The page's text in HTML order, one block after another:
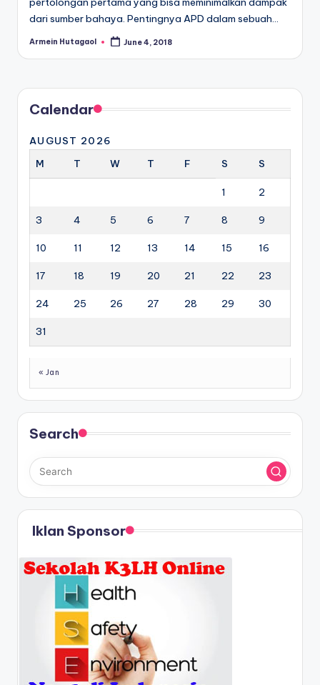
dari sumber bahaya. Pentingnya APD dalam sebuah…
Posted
Armein Hutagaol June 4, 2018
Calendar
AUGUST 2026
M
T W T F S S
1 2
3 4 5 6 7 8 9
10 11 12 13 14 15 16
17 18 19 20 21 22 23
24 25 26 27 28 29 30
31
« Jan
Search
Iklan Sponsor